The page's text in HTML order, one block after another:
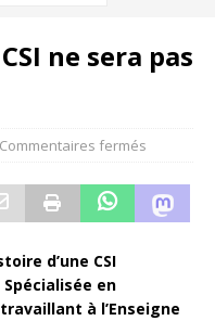
ne sera pas
Commentaires fermés
d’une CSI
en
à l’Enseigne